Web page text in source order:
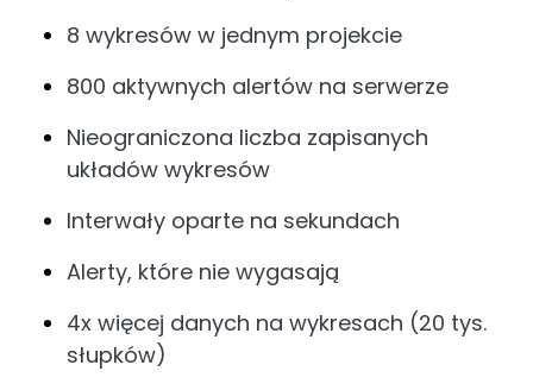
8 wykresów w jednym projekcie
800 aktywnych alertów na serwerze
Nieograniczona liczba zapisanych
układów wykresów
Interwały oparte na sekundach
Alerty, które nie wygasają
4x więcej danych na wykresach (20 tys.
słupków)